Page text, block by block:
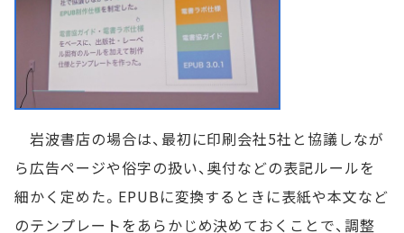
岩波書店の場合は、最初に印刷会社5社と協議しなが
ら広告ページや俗字の扱い、奥付などの表記ルールを
細かく定めた。EPUBに変換するときに表紙や本文など
のテンプレートをあらかじめ決めておくことで、調整